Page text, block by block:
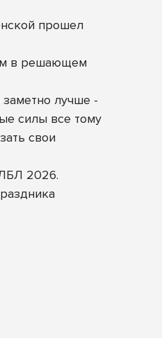
прошел
в решающем
лучше -
силы все тому
свои
2026.